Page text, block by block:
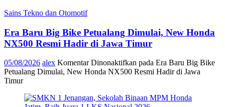
Sains Tekno dan Otomotif
Era Baru Big Bike Petualang Dimulai, New Honda
NX500 Resmi Hadir di Jawa Timur
05/08/2026 alex Komentar Dinonaktifkan pada Era Baru Big Bike
Petualang Dimulai, New Honda NX500 Resmi Hadir di Jawa
Timur